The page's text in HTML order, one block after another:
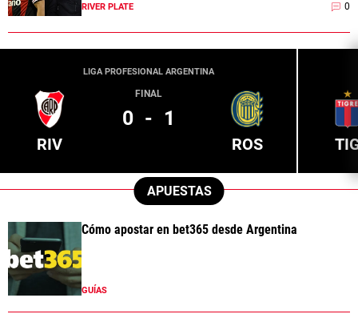
RIVER PLATE 0
LIGA PROFESIONAL ARGENTINA
RIV
FINAL
0 - 1
ROS
APUESTAS
Cómo apostar en bet365 desde Argentina
GUÍAS